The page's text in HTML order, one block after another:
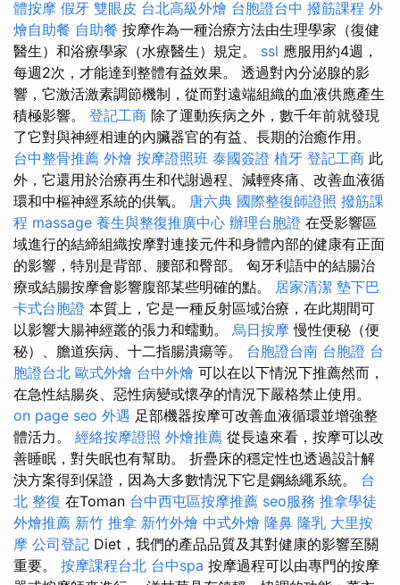
體按摩 假牙 雙眼皮 台北高級外燴 台胞證台中 撥筋課程 外
燴自助餐 自助餐 按摩作為一種治療方法由生理學家（復健
醫生）和浴療學家（水療醫生）規定。 ssl 應服用約4週，
每週2次，才能達到整體有益效果。 透過對內分泌腺的影
響，它激活激素調節機制，從而對遠端組織的血液供應產生
積極影響。 登記工商 除了運動疾病之外，數千年前就發現
了它對與神經相連的內臟器官的有益、長期的治癒作用。
台中整骨推薦 外燴 按摩證照班 泰國簽證 植牙 登記工商 此
外，它還用於治療再生和代謝過程、減輕疼痛、改善血液循
環和中樞神經系統的供氧。 唐六典 國際整復師證照 撥筋課
程 massage 養生與整復推廣中心 辦理台胞證 在受影響區
域進行的結締組織按摩對連接元件和身體內部的健康有正面
的影響，特別是背部、腰部和臀部。 匈牙利語中的結腸治
療或結腸按摩會影響腹部某些明確的點。 居家清潔 墊下巴
卡式台胞證 本質上，它是一種反射區域治療，在此期間可
以影響大腸神經叢的張力和蠕動。 烏日按摩 慢性便秘（便
秘）、膽道疾病、十二指腸潰瘍等。 台胞證台南 台胞證 台
胞證台北 歐式外燴 台中外燴 可以在以下情況下推薦然而，
在急性結腸炎、惡性病變或懷孕的情況下嚴格禁止使用。
on page seo 外遇 足部機器按摩可改善血液循環並增強整
體活力。 經絡按摩證照 外燴推薦 從長遠來看，按摩可以改
善睡眠，對失眠也有幫助。 折疊床的穩定性也透過設計解
決方案得到保證，因為大多數情況下它是鋼絲繩系統。 台
北 整復 在Toman 台中西屯區按摩推薦 seo服務 推拿學徒
外燴推薦 新竹 推拿 新竹外燴 中式外燴 隆鼻 隆乳 大里按
摩 公司登記 Diet，我們的產品品質及其對健康的影響至關
重要。 按摩課程台北 台中spa 按摩過程可以由專門的按摩